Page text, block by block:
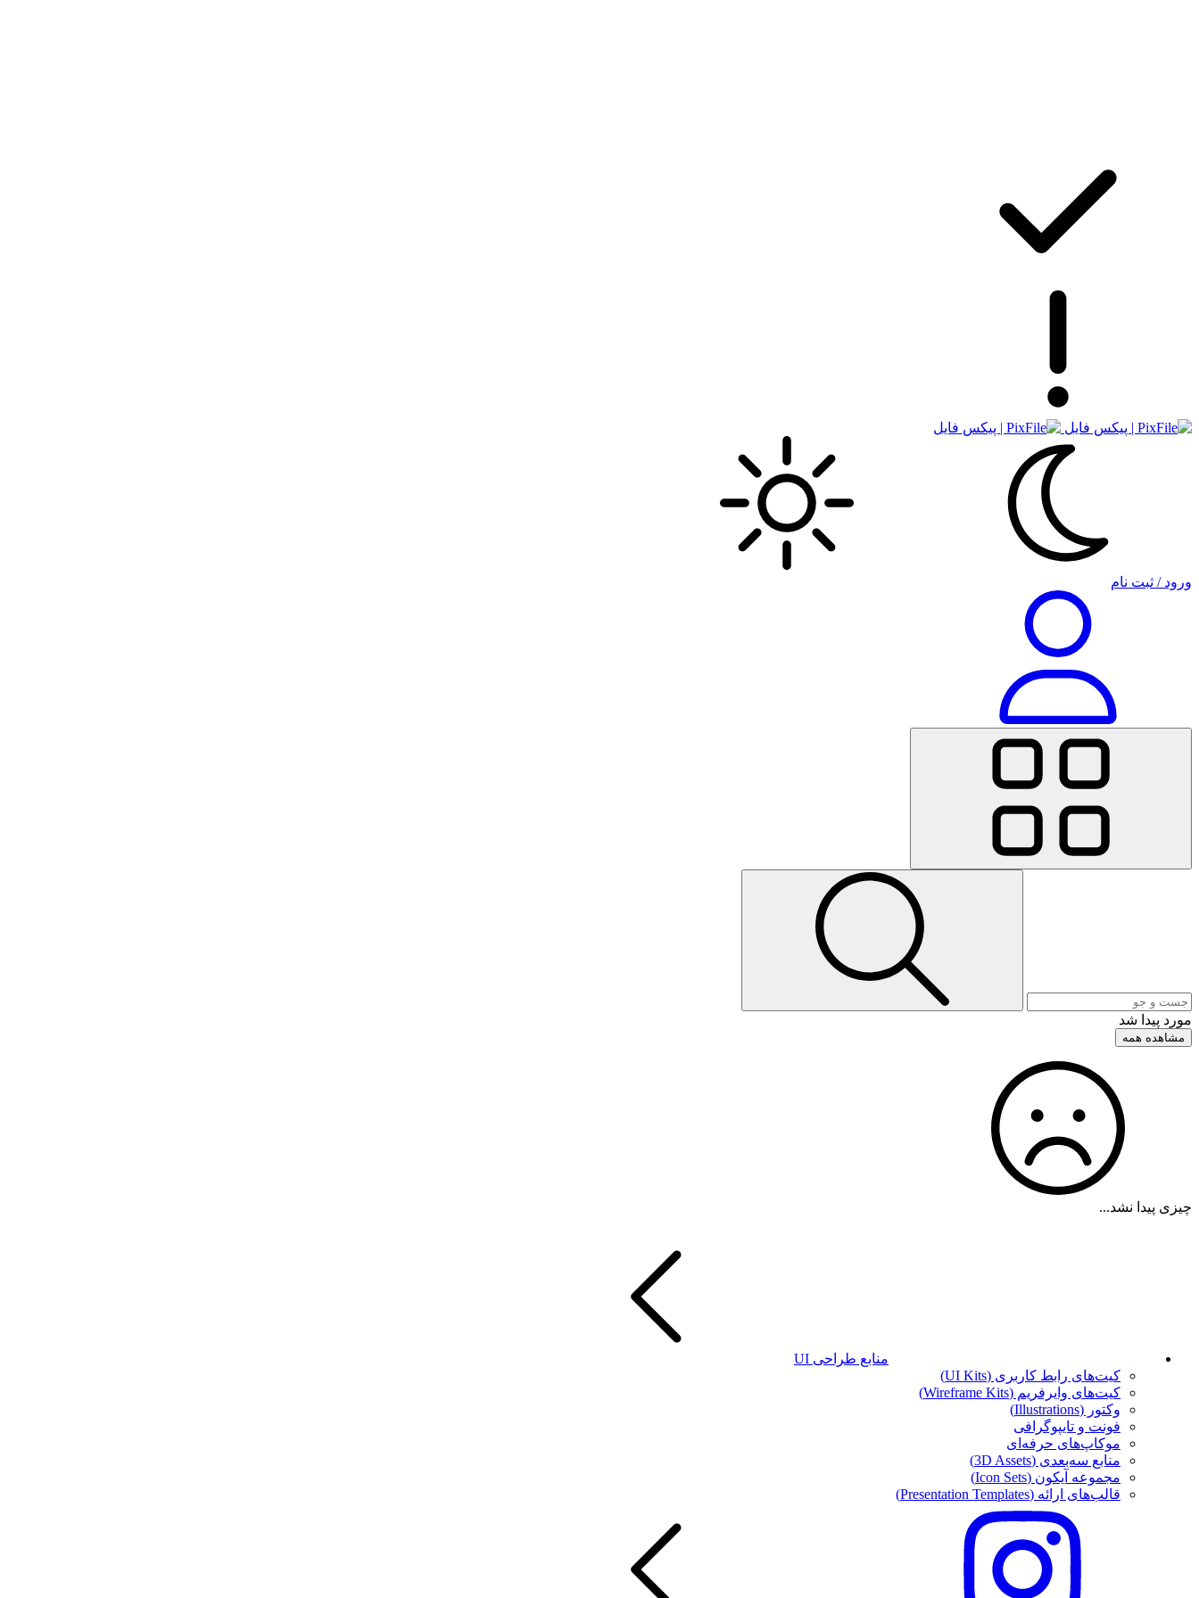
ورود / ثبت نام
مورد پیدا شد
مشاهده همه
چیزی پیدا نشد...
منابع طراحی UI
کیت‌های رابط کاربری (UI Kits)
کیت‌های وایرفریم (Wireframe Kits)
وکتور (Illustrations)
فونت‌ و تایپوگرافی
موکاپ‌های حرفه‌ای
منابع سه‌بعدی (3D Assets)
مجموعه آیکون‌ (Icon Sets)
قالب‌های ارائه (Presentation Templates)